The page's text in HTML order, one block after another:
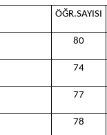
ÖĞR.SAYISI
80
74
77
78